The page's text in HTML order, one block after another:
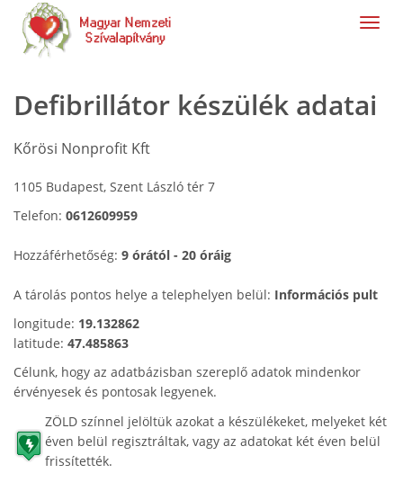
Defibrillátor készülék adatai
Kőrösi Nonprofit Kft
1105 Budapest, Szent László tér 7
Telefon: 0612609959
Hozzáférhetőség: 9 órától - 20 óráig
A tárolás pontos helye a telephelyen belül: Információs pult
longitude: 19.132862
latitude: 47.485863
Célunk, hogy az adatbázisban szereplő adatok mindenkor
érvényesek és pontosak legyenek.
ZÖLD színnel jelöltük azokat a készülékeket, melyeket két
éven belül regisztráltak, vagy az adatokat két éven belül
frissítették.